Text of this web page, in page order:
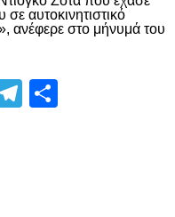
αυτοκινητιστικό
ανέφερε στο μήνυμά του
Telegram